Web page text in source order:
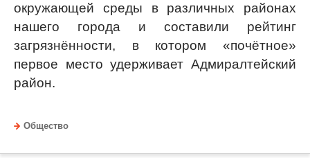
окружающей среды в различных районах
нашего города и составили рейтинг
загрязнённости, в котором «почётное»
первое место удерживает Адмиралтейский
район.
Общество